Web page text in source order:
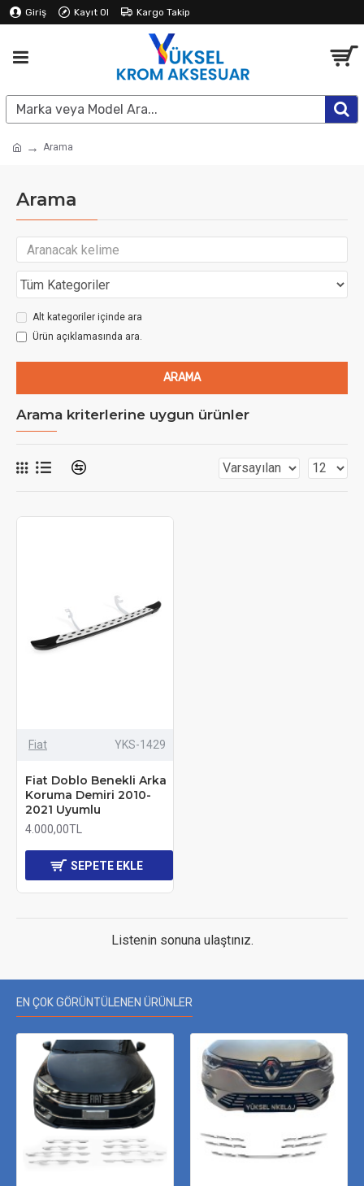
Giriş Kayıt Ol Kargo Takip
Arama
Arama
Alt kategoriler içinde ara
Ürün açıklamasında ara.
ARAMA
Arama kriterlerine uygun ürünler
Fiat YKS-1429
Fiat Doblo Benekli Arka
Koruma Demiri 2010-
2021 Uyumlu
4.000,00TL
SEPETE EKLE
Listenin sonuna ulaştınız.
EN ÇOK GÖRÜNTÜLENEN ÜRÜNLER